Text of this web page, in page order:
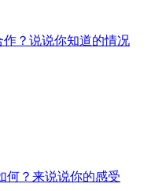
？说说你知道的情况
何？来说说你的感受